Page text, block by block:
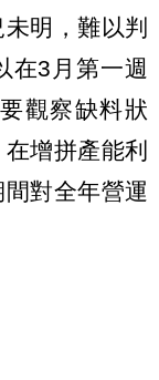
明，難以判
在3月第一週
觀察缺料狀
增拼產能利
對全年營運